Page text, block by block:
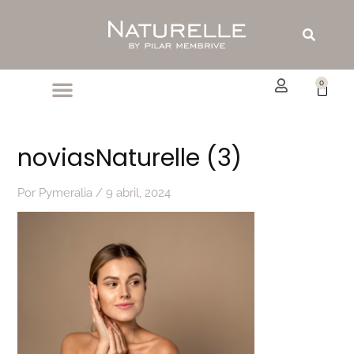
Buscar
0
noviasNaturelle (3)
Por Pymeralia /9 abril, 2024